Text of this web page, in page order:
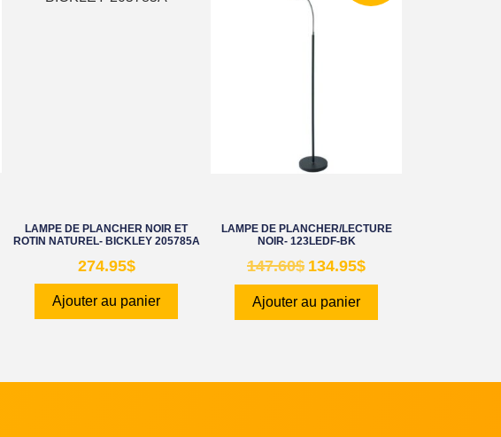
LAMPE DE PLANCHER NOIR ET
ROTIN NATUREL- BICKLEY 205785A
274.95$
Ajouter au panier
LAMPE DE PLANCHER/LECTURE
NOIR- 123LEDF-BK
147.60$ 134.95$
Ajouter au panier